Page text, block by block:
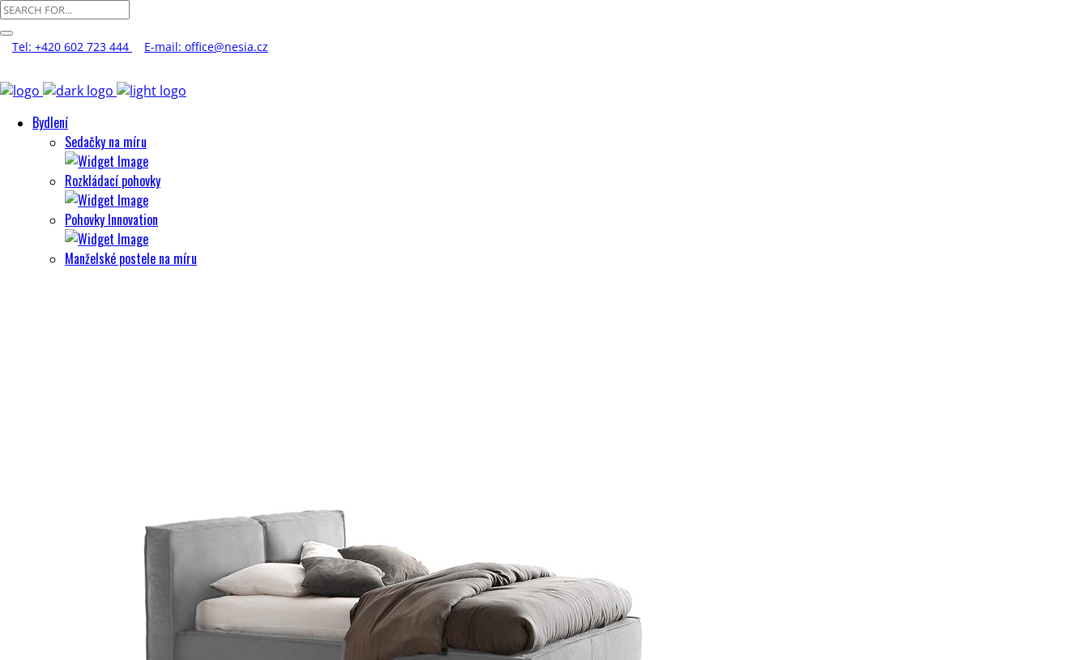
Tel: +420 602 723 444 E-mail: office@nesia.cz
Bydlení
Sedačky na míru
Rozkládací pohovky
Pohovky Innovation
Manželské postele na míru